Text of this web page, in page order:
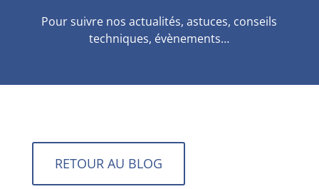
Pour suivre nos actualités, astuces, conseils
techniques, évènements…
RETOUR AU BLOG